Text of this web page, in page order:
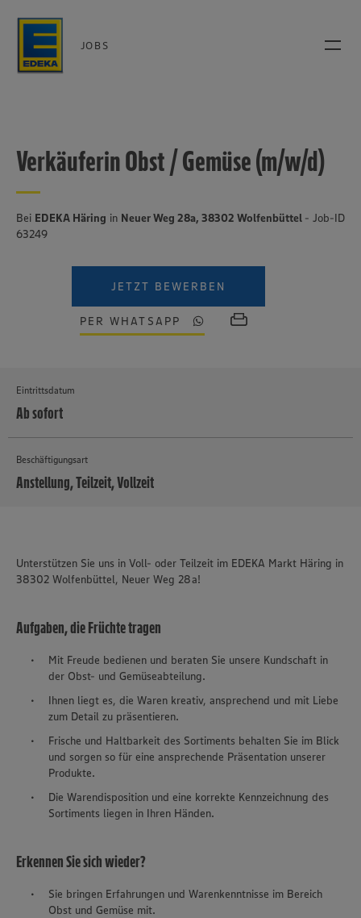
JOBS
Verkäuferin Obst / Gemüse (m/w/d)
Bei EDEKA Häring in Neuer Weg 28a, 38302 Wolfenbüttel - Job-ID
63249
JETZT BEWERBEN
PER WHATSAPP
Eintrittsdatum
Ab sofort
Beschäftigungsart
Anstellung, Teilzeit, Vollzeit
Unterstützen Sie uns in Voll- oder Teilzeit im EDEKA Markt Häring in
38302 Wolfenbüttel, Neuer Weg 28a!
Aufgaben, die Früchte tragen
Mit Freude bedienen und beraten Sie unsere Kundschaft in
der Obst- und Gemüseabteilung.
Ihnen liegt es, die Waren kreativ, ansprechend und mit Liebe
zum Detail zu präsentieren.
Frische und Haltbarkeit des Sortiments behalten Sie im Blick
und sorgen so für eine ansprechende Präsentation unserer
Produkte.
Die Warendisposition und eine korrekte Kennzeichnung des
Sortiments liegen in Ihren Händen.
Erkennen Sie sich wieder?
Sie bringen Erfahrungen und Warenkenntnisse im Bereich
Obst und Gemüse mit.